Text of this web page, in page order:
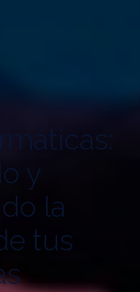
y
la
tus